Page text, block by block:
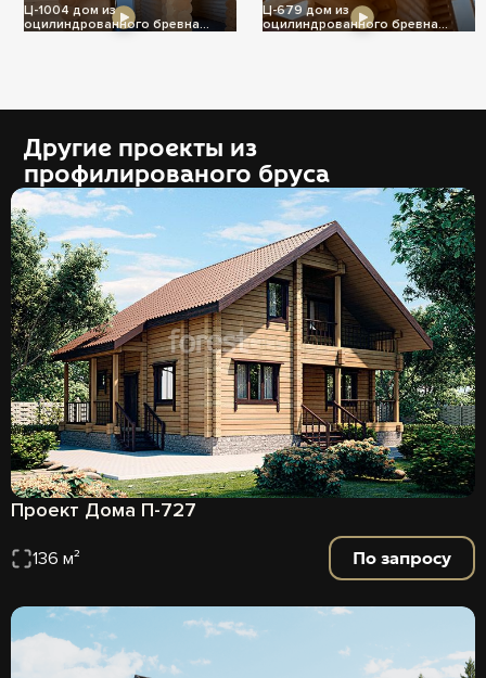
Ц-1004 дом из
оцилиндрованного бревна
Ц-679 дом из
оцилиндрованного бревна
Другие проекты из
профилированого бруса
Проект Дома П-727
136 м² По запросу